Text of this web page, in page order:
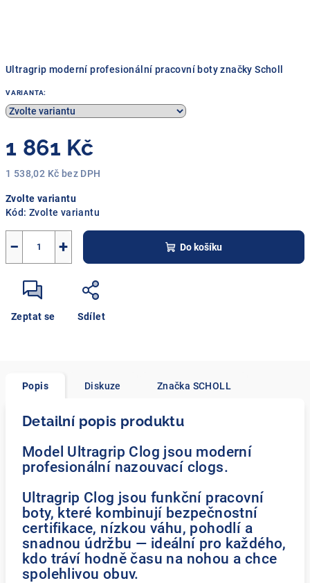
Ultragrip moderní profesionální pracovní boty značky Scholl
VARIANTA:
1 861 Kč
1 538,02 Kč bez DPH
cena:
Zvolte variantu
Kód: Zvolte variantu
+
− Do košíku
Zeptat se Sdílet
Popis Diskuze Značka SCHOLL
Detailní popis produktu
Model Ultragrip Clog jsou moderní
profesionální nazouvací clogs.
Ultragrip Clog jsou funkční pracovní
boty, které kombinují bezpečnostní
certifikace, nízkou váhu, pohodlí a
snadnou údržbu — ideální pro každého,
kdo tráví hodně času na nohou a chce
spolehlivou obuv.